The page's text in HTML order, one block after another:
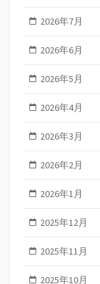
2026年7月
2026年6月
2026年5月
2026年4月
2026年3月
2026年2月
2026年1月
2025年12月
2025年11月
2025年10月